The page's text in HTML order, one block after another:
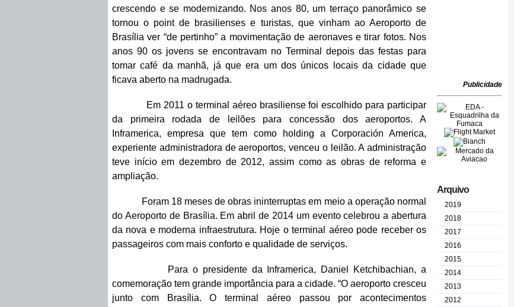
crescendo e se modernizando. Nos anos 80, um terraço panorâmico se
tornou o point de brasilienses e turistas, que vinham ao Aeroporto de
Brasília ver “de pertinho” a movimentação de aeronaves e tirar fotos. Nos
anos 90 os jovens se encontravam no Terminal depois das festas para
tomar café da manhã, já que era um dos únicos locais da cidade que
ficava aberto na madrugada.
Em 2011 o terminal aéreo brasiliense foi escolhido para participar
da primeira rodada de leilões para concessão dos aeroportos. A
Inframerica, empresa que tem como holding a Corporación America,
experiente administradora de aeroportos, venceu o leilão. A administração
teve início em dezembro de 2012, assim como as obras de reforma e
ampliação.
Foram 18 meses de obras ininterruptas em meio a operação normal
do Aeroporto de Brasília. Em abril de 2014 um evento celebrou a abertura
da nova e moderna infraestrutura. Hoje o terminal aéreo pode receber os
passageiros com mais conforto e qualidade de serviços.
Para o presidente da Inframerica, Daniel Ketchibachian, a
comemoração tem grande importância para a cidade. “O aeroporto cresceu
junto com Brasília. O terminal aéreo passou por acontecimentos
Publicidade
Arquivo
2019
2018
2017
2016
2015
2014
2013
2012